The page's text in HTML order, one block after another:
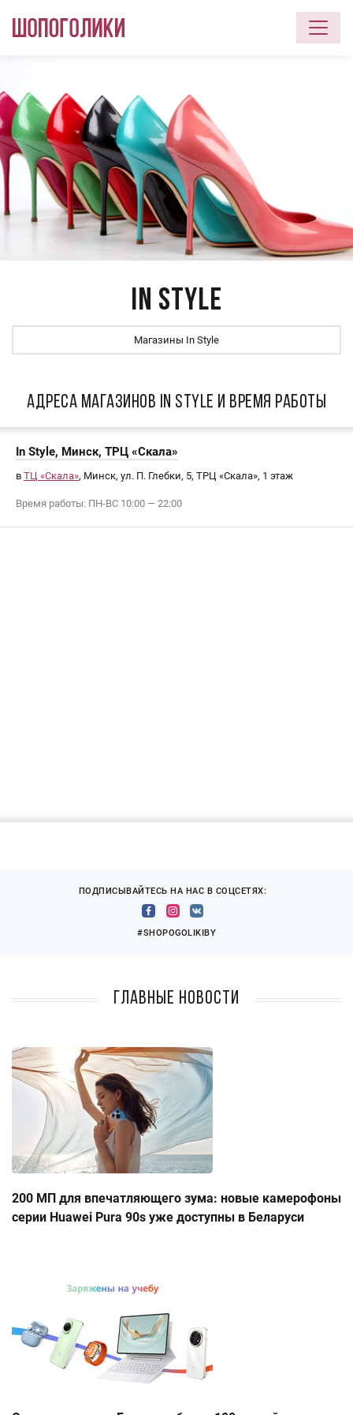
In Style
Магазины In Style
АДРЕСА МАГАЗИНОВ In Style И ВРЕМЯ РАБОТЫ
In Style, Минск, ТРЦ «Скала»
в ТЦ «Скала», Минск, ул. П. Глебки, 5, ТРЦ «Скала», 1 этаж
Время работы: ПН-ВС 10:00 — 22:00
ПОДПИСЫВАЙТЕСЬ НА НАС В СОЦСЕТЯХ:
#SHOPOGOLIKIBY
Главные новости
200 МП для впечатляющего зума: новые камерофоны
серии Huawei Pura 90s уже доступны в Беларуси